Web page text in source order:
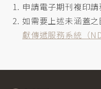
申請電子期刊複印
如需要上述未涵蓋
獻傳遞服務系統（